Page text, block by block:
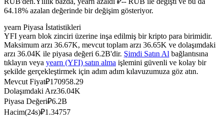
USDC'yi teminat olarak kullanan vadeli işlemler
Kopya Ticaret
64.18% azalan değerinde bir değişim gösteriyor.
yearn Piyasa İstatistikleri
YFI yearn blok zinciri üzerine inşa edilmiş bir kripto para birimidir.
Maksimum arzı 36.67K, mevcut toplam arzı 36.65K ve dolaşımdaki
arzı 36.04K ile piyasa değeri 6.2B'dir. Şimdi Satın Al bağlantısına
tıklayın veya yearn (YFI) satın alma işlemini güvenli ve kolay bir
şekilde gerçekleştirmek için adım adım kılavuzumuza göz atın.
Mevcut Fiyat₽170958.29
Dolaşımdaki Arz36.04K
Piyasa Değeri₽6.2B
Hacim(24s)₽1.34757